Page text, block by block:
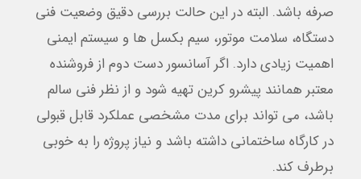
صرفه باشد. البته در این حالت بررسی دقیق وضعیت فنی
دستگاه، سلامت موتور، سیم بکسل ها و سیستم ایمنی
اهمیت زیادی دارد. اگر آسانسور دست دوم از فروشنده
معتبر همانند پیشرو کرین تهیه شود و از نظر فنی سالم
باشد، می تواند برای مدت مشخصی عملکرد قابل قبولی
در کارگاه ساختمانی داشته باشد و نیاز پروژه را به خوبی
برطرف کند.